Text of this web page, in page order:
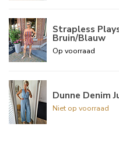
Strapless
Bruin/Blauw
Op voorraad
Dunne Denim
Niet op voorraad